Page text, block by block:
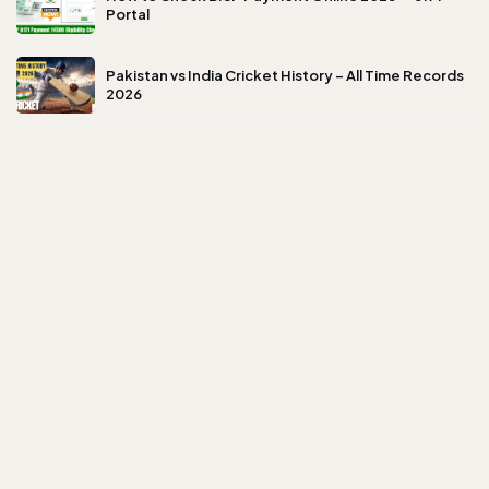
Portal
Pakistan vs India Cricket History – All Time Records
2026